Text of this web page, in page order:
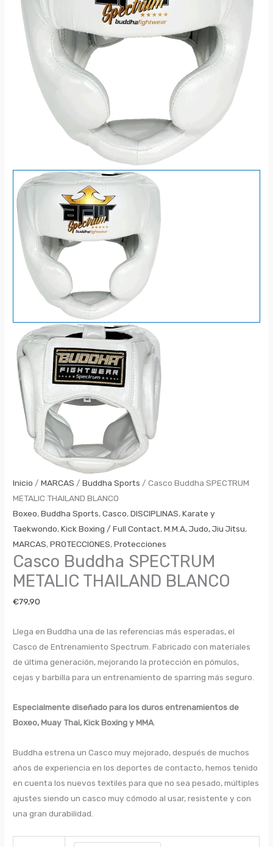
Inicio /MARCAS /Buddha Sports / Casco Buddha SPECTRUM
METALIC THAILAND BLANCO
Boxeo,Buddha Sports,Casco,DISCIPLINAS,Karate y
Taekwondo,Kick Boxing / Full Contact,M.M.A, Judo, Jiu Jitsu,
MARCAS,PROTECCIONES,Protecciones
Casco Buddha SPECTRUM
METALIC THAILAND BLANCO
€79,90
Llega en Buddha una de las referencias más esperadas, el
Casco de Entrenamiento Spectrum. Fabricado con materiales
de última generación, mejorando la protección en pómulos,
cejas y barbilla para un entrenamiento de sparring más seguro.
Especialmente diseñado para los duros entrenamientos de
Boxeo, Muay Thai, Kick Boxing y MMA
Buddha estrena un Casco muy mejorado, después de muchos
años de experiencia en los deportes de contacto, hemos tenido
en cuenta los nuevos textiles para que no sea pesado, múltiples
ajustes siendo un casco muy cómodo al usar, resistente y con
una gran durabilidad.